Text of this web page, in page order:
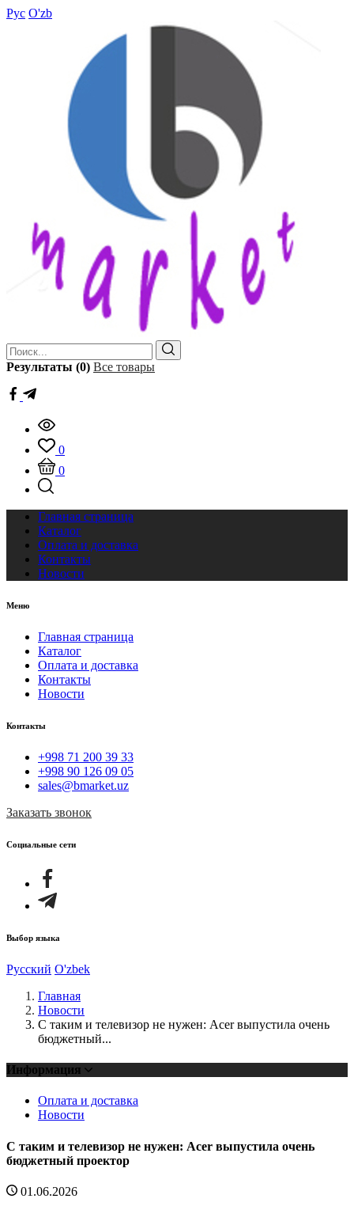
Рус O'zb
Результаты (0) Все товары
0
0
Главная страница
Каталог
Оплата и доставка
Контакты
Новости
Меню
Главная страница
Каталог
Оплата и доставка
Контакты
Новости
Контакты
+998 71 200 39 33
+998 90 126 09 05
sales@bmarket.uz
Заказать звонок
Социальные сети
Выбор языка
Русский O'zbek
Главная
Новости
С таким и телевизор не нужен: Acer выпустила очень
бюджетный...
Информация
Оплата и доставка
Новости
С таким и телевизор не нужен: Acer выпустила очень
бюджетный проектор
01.06.2026